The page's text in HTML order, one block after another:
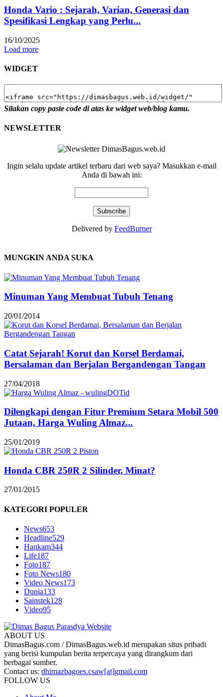
Honda Vario : Sejarah, Varian, Generasi dan
Spesifikasi Lengkap yang Perlu...
16/10/2025
Load more
WIDGET
Silakan copy paste code di atas ke widget web/blog kamu.
NEWSLETTER
Ingin selalu update artikel terbaru dari web saya? Masukkan e-mail
Anda di bawah ini:
Delivered by FeedBurner
MUNGKIN ANDA SUKA
Minuman Yang Membuat Tubuh Tenang
20/01/2014
Catat Sejarah! Korut dan Korsel Berdamai,
Bersalaman dan Berjalan Bergandengan Tangan
27/04/2018
Dilengkapi dengan Fitur Premium Setara Mobil 500
Jutaan, Harga Wuling Almaz...
25/01/2019
Honda CBR 250R 2 Silinder, Minat?
27/01/2015
KATEGORI POPULER
News653
Headline529
Hankam344
Life187
Foto187
Foto News180
Video News173
Dunia133
Sainstek128
Video95
ABOUT US
DimasBagus.com / DimasBagus.web.id merupakan situs pribadi
yang berisi kumpulan berita terpercaya yang dirangkum dari
berbagai sumber.
Contact us: dhimazbagoes.csaw[at]gmail.com
FOLLOW US